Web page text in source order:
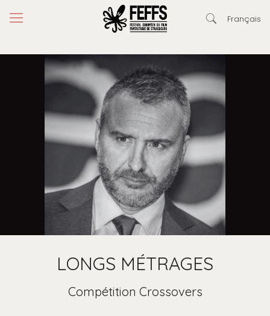
Français
LONGS MÉTRAGES
Compétition Crossovers